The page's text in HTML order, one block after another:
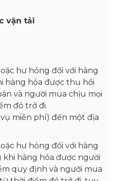
vận tải
hư hỏng đối với hàng
hàng hóa được thu hồi
và người mua chịu mọi
đó trở đi.
miễn phí) đến một địa
hư hỏng đối với hàng
khi hàng hóa được người
quy định và người mua